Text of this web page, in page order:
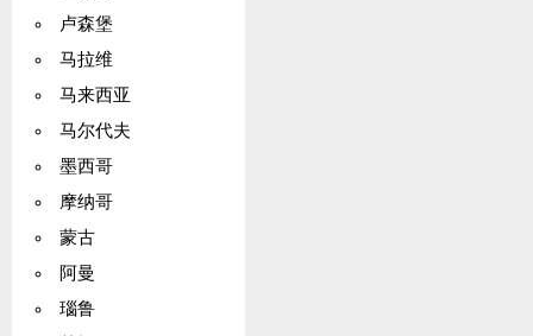
卢森堡
马拉维
马来西亚
马尔代夫
墨西哥
摩纳哥
蒙古
阿曼
瑙鲁